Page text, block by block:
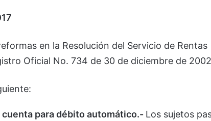
en la Resolución del Servicio de Rentas
Oficial No. 734 de 30 de diciembre de
para débito automático.- Los sujetos